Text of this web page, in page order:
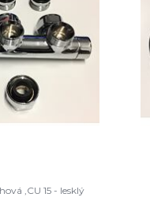
,CU 15 - lesklý